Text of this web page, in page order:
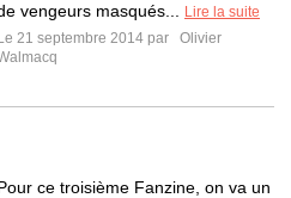
vengeurs masqués...
Lire la suite
Le 21 septembre 2014 par
Olivier
ce troisième Fanzine, on va un